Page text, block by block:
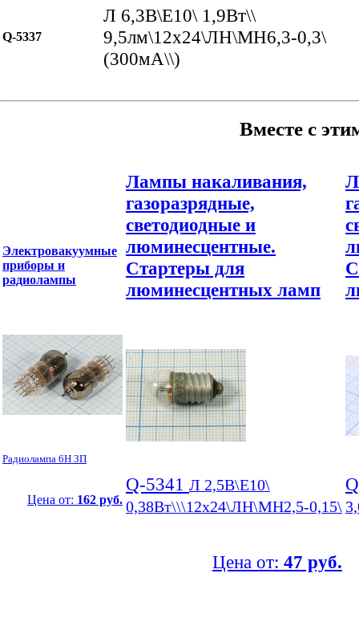
Q-5337
Л 6,3В\E10\ 1,9Вт\\
9,5лм\12x24\ЛН\МН6,3-0,3\
(300мА\\)
Вместе с
Электровакуумные
приборы и
радиолампы
Радиолампа 6Н 3П
Цена от: 162 руб.
Лампы накаливания,
газоразрядные,
светодиодные и
люминесцентные.
Стартеры для
люминесцентных ламп
Q-5341 Л 2,5В\E10\
0,38Вт\\\12x24\ЛН\МН2,5-0,15\
Цена от: 47 руб.